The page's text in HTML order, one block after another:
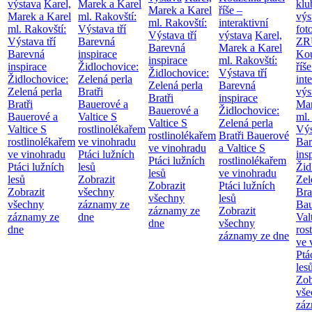
výstava Karel,
Marek a Karel
ml. Rakovští:
Výstava tří
Barevná
inspirace
Židlochovice:
Zelená perla
Bratři
Bauerové a
Valtice S
rostlinolékařem
ve vinohradu
Ptáci lužních
lesů
Zobrazit
všechny
záznamy ze
dne
Marek a Karel
ml. Rakovští:
Výstava tří
Barevná
inspirace
Židlochovice:
Zelená perla
Bratři
Bauerové a
Valtice S
rostlinolékařem
ve vinohradu
Ptáci lužních
lesů
Zobrazit
všechny
záznamy ze
dne
Marek a Karel
ml. Rakovští:
Výstava tří
Barevná
inspirace
Židlochovice:
Zelená perla
Bratři
Bauerové a
Valtice S
rostlinolékařem
ve vinohradu
Ptáci lužních
lesů
Zobrazit
všechny
záznamy ze
dne
říše –
interaktivní
výstava Karel,
Marek a Karel
ml. Rakovští:
Výstava tří
Barevná
inspirace
Židlochovice:
Zelená perla
Bratři Bauerové
a Valtice S
rostlinolékařem
ve vinohradu
Ptáci lužních
lesů
Zobrazit
všechny
záznamy ze dne
ml.
ve